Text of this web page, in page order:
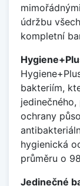
údržbu
kompletní
bakteriím,
ochrany
hygienická
průměru o
Jedinečné